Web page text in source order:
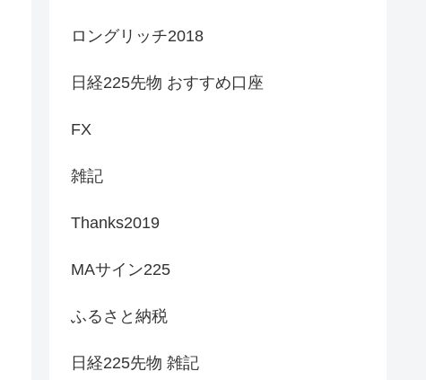
ロングリッチ2018
日経225先物 おすすめ口座
FX
雑記
Thanks2019
MAサイン225
ふるさと納税
日経225先物 雑記